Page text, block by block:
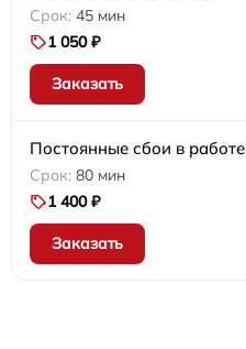
45 мин
1 050 ₽
Заказать
Постоянные сбои в работе
80 мин
1 400 ₽
Заказать